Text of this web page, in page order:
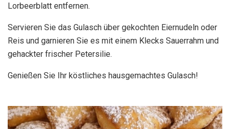
Lorbeerblatt entfernen.
Servieren Sie das Gulasch über gekochten Eiernudeln oder
Reis und garnieren Sie es mit einem Klecks Sauerrahm und
gehackter frischer Petersilie.
Genießen Sie Ihr köstliches hausgemachtes Gulasch!